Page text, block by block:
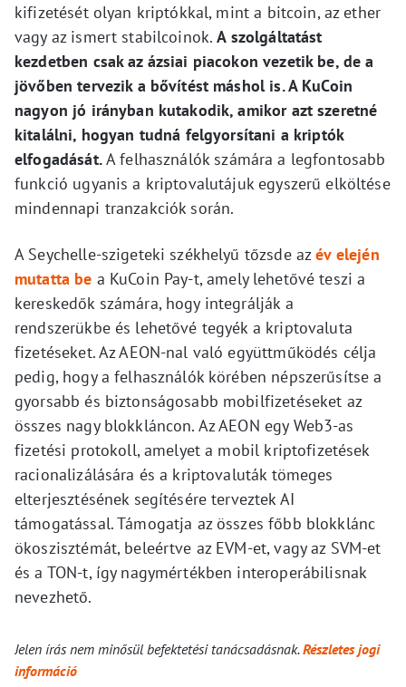
kifizetését olyan kriptókkal, mint a bitcoin, az ether
vagy az ismert stabilcoinok.A szolgáltatást
kezdetben csak az ázsiai piacokon vezetik be, de a
jövőben tervezik a bővítést máshol is. A KuCoin
nagyon jó irányban kutakodik, amikor azt szeretné
kitalálni, hogyan tudná felgyorsítani a kriptók
elfogadását.A felhasználók számára a legfontosabb
funkció ugyanis a kriptovalutájuk egyszerű elköltése
mindennapi tranzakciók során.
A Seychelle-szigeteki székhelyű tőzsde azév elején
mutatta be a KuCoin Pay-t, amely lehetővé teszi a
kereskedők számára, hogy integrálják a
rendszerükbe és lehetővé tegyék a kriptovaluta
fizetéseket. Az AEON-nal való együttműködés célja
pedig, hogy a felhasználók körében népszerűsítse a
gyorsabb és biztonságosabb mobilfizetéseket az
összes nagy blokkláncon. Az AEON egy Web3-as
fizetési protokoll, amelyet a mobil kriptofizetések
racionalizálására és a kriptovaluták tömeges
elterjesztésének segítésére terveztek AI
támogatással. Támogatja az összes főbb blokklánc
ökoszisztémát, beleértve az EVM-et, vagy az SVM-et
és a TON-t, így nagymértékben interoperábilisnak
nevezhető.
Jelen írás nem minősül befektetési tanácsadásnak.Részletes jogi
információ